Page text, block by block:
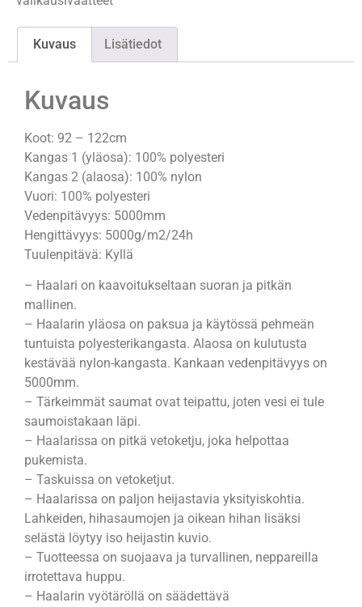
Kuvaus Lisätiedot
Kuvaus
Koot: 92 – 122cm
Kangas 1 (yläosa): 100% polyesteri
Kangas 2 (alaosa): 100% nylon
Vuori: 100% polyesteri
Vedenpitävyys: 5000mm
Hengittävyys: 5000g/m2/24h
Tuulenpitävä: Kyllä
– Haalari on kaavoitukseltaan suoran ja pitkän
mallinen.
– Haalarin yläosa on paksua ja käytössä pehmeän
tuntuista polyesterikangasta. Alaosa on kulutusta
kestävää nylon-kangasta. Kankaan vedenpitävyys on
5000mm.
– Tärkeimmät saumat ovat teipattu, joten vesi ei tule
saumoistakaan läpi.
– Haalarissa on pitkä vetoketju, joka helpottaa
pukemista.
– Taskuissa on vetoketjut.
– Haalarissa on paljon heijastavia yksityiskohtia.
Lahkeiden, hihasaumojen ja oikean hihan lisäksi
selästä löytyy iso heijastin kuvio.
– Tuotteessa on suojaava ja turvallinen, neppareilla
irrotettava huppu.
– Haalarin vyötäröllä on säädettävä